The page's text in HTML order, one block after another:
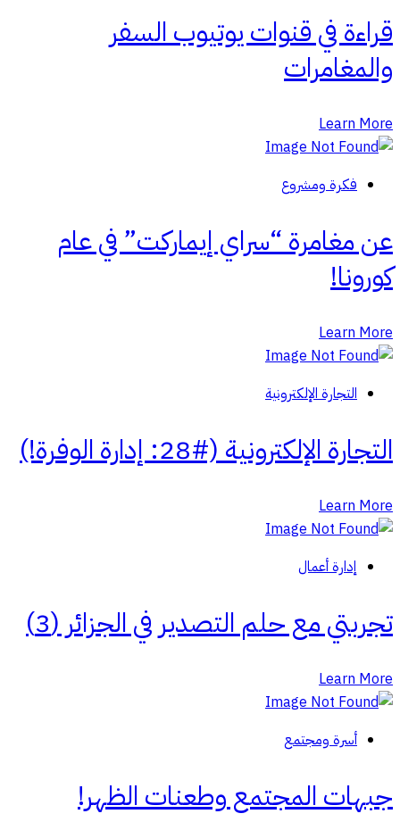
قراءة في قنوات يوتيوب السفر
والمغامرات
Learn More
فكرة ومشروع
عن مغامرة “سراي إيماركت” في عام
كورونا!
Learn More
التجارة الإلكترونية
التجارة الإلكترونية (#28: إدارة الوفرة!)
Learn More
إدارة أعمال
تجربتي مع حلم التصدير في الجزائر (3)
Learn More
أسرة ومجتمع
جبهات المجتمع وطعنات الظهر!